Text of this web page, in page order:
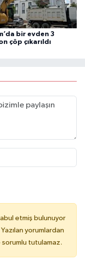
bir evden 3
çöp çıkarıldı
etmiş bulunuyor
yorumlardan
tutulamaz.